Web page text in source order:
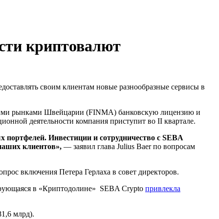
криптовалют
своим клиентам новые разнообразные сервисы в
рынками Швейцарии (FINMA) банковскую лицензию и
деятельности компания приступит во II квартале.
Инвестиции и сотрудничество с SEBA
клиентов», — заявил глава Julius Baer по вопросам
включения Петера Герлаха в совет директоров.
в «Криптодолине» SEBA Crypto привлекла
млрд).